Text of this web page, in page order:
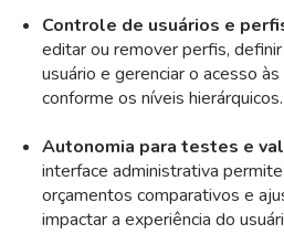
Controle de usuários e
editar ou remover perfis,
usuário e gerenciar o acesso
conforme os níveis hierárquicos.
Autonomia para testes e
interface administrativa
orçamentos comparativos e
impactar a experiência do